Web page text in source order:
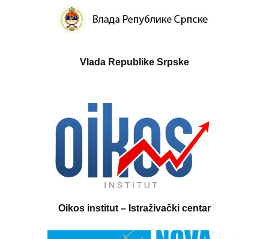
Vlada Republike Srpske
Oikos institut – Istraživački centar